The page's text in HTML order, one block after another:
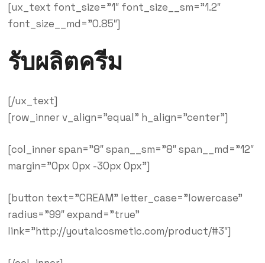
[ux_text font_size=”1″ font_size__sm=”1.2″
font_size__md=”0.85″]
รับผลิตครีม
[/ux_text]
[row_inner v_align=”equal” h_align=”center”]
[col_inner span=”8″ span__sm=”8″ span__md=”12″
margin=”0px 0px -30px 0px”]
[button text=”CREAM” letter_case=”lowercase”
radius=”99″ expand=”true”
link=”http://youtaicosmetic.com/product/#3″]